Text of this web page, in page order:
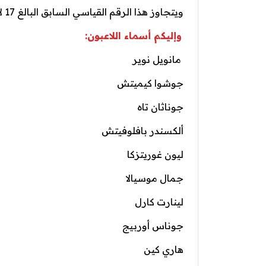
ويتجاوز هذا الرقم القياسي السابق البالغ 17 لاعباً والذي سجله نادي أرسنال في عام 2006.
وإليكم أسماء اللاعبون:
مانويل نوير
جوشوا كيميتش
جوناثان تاه
ألكسندر بافلوفيتش
ليون غوريتزكا
جمال موسيالا
لينارت كارل
جوناس أوربيج
هاري كين